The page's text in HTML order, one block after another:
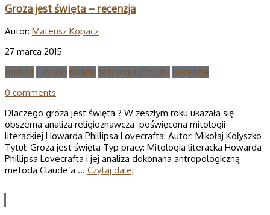
Groza jest święta – recenzja
Autor: Mateusz Kopacz
27 marca 2015
Analiza E-booki Książki Mitologia Cthulhu Recenzje
0 comments
Dlaczego groza jest święta ? W zeszłym roku ukazała się
obszerna analiza religioznawcza poświęcona mitologii
literackiej Howarda Phillipsa Lovecrafta: Autor: Mikołaj Kołyszko
Tytuł: Groza jest święta Typ pracy: Mitologia literacka Howarda
Phillipsa Lovecrafta i jej analiza dokonana antropologiczną
metodą Claude’a … Czytaj dalej